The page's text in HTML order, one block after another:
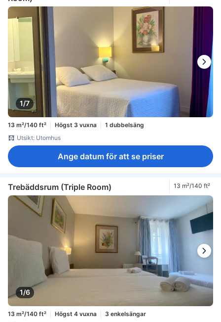
1/7
13 m²/140 ft² Högst 3 vuxna
1 dubbelsäng
Utsikt: Utomhus
Ange datum för att se priser
Trebäddsrum (Triple Room) 13 m²/140 ft²
1/6
13 m²/140 ft² Högst 4 vuxna
3 enkelsängar